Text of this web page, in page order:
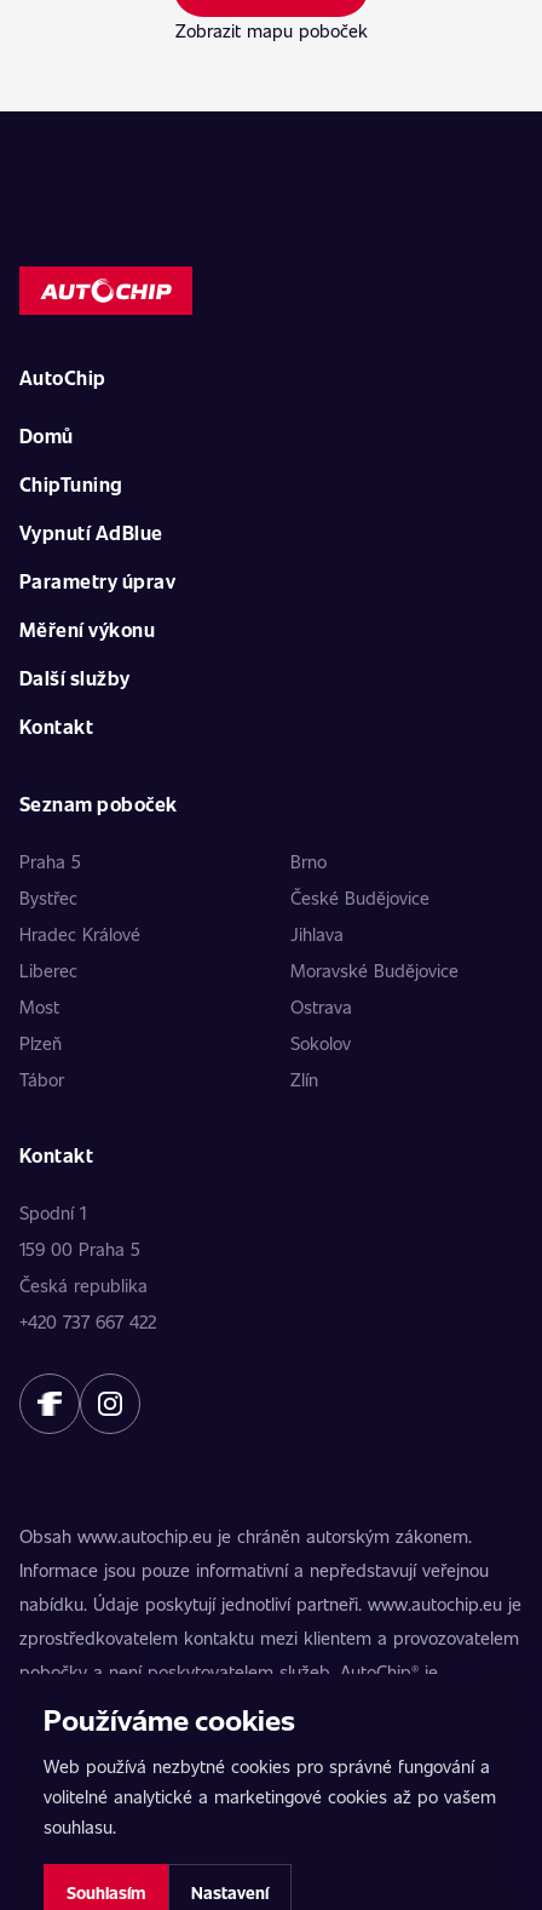
Zobrazit mapu poboček
AutoChip
Domů
ChipTuning
Vypnutí AdBlue
Parametry úprav
Měření výkonu
Další služby
Kontakt
Seznam poboček
Praha 5
Brno
Bystřec
České Budějovice
Hradec Králové
Jihlava
Liberec
Moravské Budějovice
Most
Ostrava
Plzeň
Sokolov
Tábor
Zlín
Kontakt
Spodní 1
159 00 Praha 5
Česká republika
+420 737 667 422
Obsah www.autochip.eu je chráněn autorským zákonem.
Informace jsou pouze informativní a nepředstavují veřejnou
nabídku. Údaje poskytují jednotliví partneři. www.autochip.eu je
zprostředkovatelem kontaktu mezi klientem a provozovatelem
pobočky a není poskytovatelem služeb. AutoChip® je
registrovaná ochranná známka Petra Kučery. Úpravy, které
nezpůsobilosti vozidla k provozu na pozemních komunikacích.
Přesné informace poskytuje vždy konkrétní provozovatel
pobočky.
Nastavení cookies
Používáme cookies
Web používá nezbytné cookies pro správné fungování a
volitelné analytické a marketingové cookies až po vašem
souhlasu.
Souhlasím Nastavení